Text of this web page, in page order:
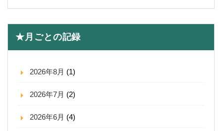
★月ごとの記録
2026年8月 (1)
2026年7月 (2)
2026年6月 (4)